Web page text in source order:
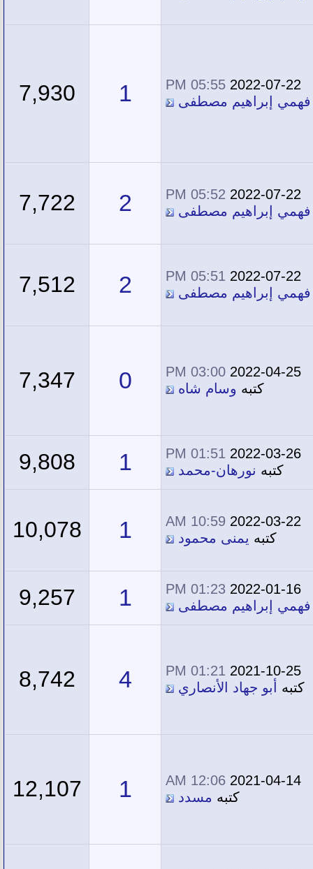
2022-07-22
05:55 PM
فهمي إبراهيم مصطفى
1
7,930
2022-07-22
05:52 PM
فهمي إبراهيم مصطفى
2
7,722
2022-07-22
05:51 PM
فهمي إبراهيم مصطفى
2
7,512
2022-04-25
03:00 PM
كتبه وسام شاه 0
7,347
2022-03-26
01:51 PM
كتبه نورهان-محمد 1
9,808
2022-03-22
10:59 AM
كتبه يمنى محمود 1
10,078
2022-01-16
01:23 PM
فهمي إبراهيم مصطفى
1
9,257
2021-10-25
01:21 PM
كتبه
أبو جهاد الأنصاري 4
8,742
2021-04-14
12:06 AM
كتبه مسدد 1
12,107